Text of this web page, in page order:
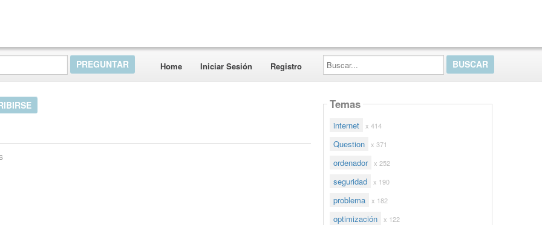
Home Iniciar Sesión Registro
Buscar...
Temas
internet x 414
Question x 371
ordenador x 252
seguridad x 190
problema x 182
optimización x 122